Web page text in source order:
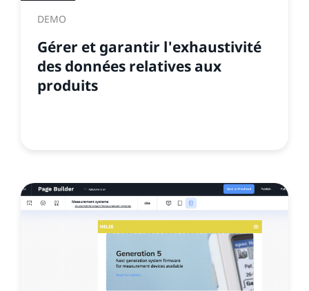
DEMO
Gérer et garantir l'exhaustivité
des données relatives aux
produits